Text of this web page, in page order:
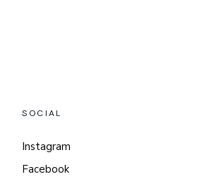
SOCIAL
Instagram
Facebook